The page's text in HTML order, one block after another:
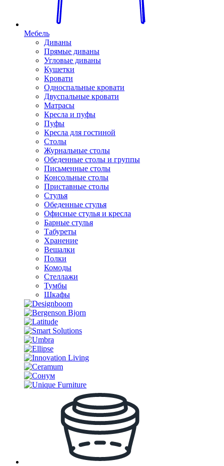
Мебель
Диваны
Прямые диваны
Угловые диваны
Кушетки
Кровати
Односпальные кровати
Двуспальные кровати
Матрасы
Кресла и пуфы
Пуфы
Кресла для гостиной
Столы
Журнальные столы
Обеденные столы и группы
Письменные столы
Консольные столы
Приставные столы
Стулья
Обеденные стулья
Офисные стулья и кресла
Барные стулья
Табуреты
Хранение
Вешалки
Полки
Комоды
Стеллажи
Тумбы
Шкафы